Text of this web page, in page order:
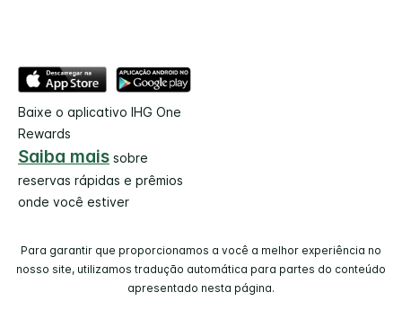
Baixe o aplicativo IHG One
Rewards
Saiba mais sobre
reservas rápidas e prêmios
onde você estiver
Para garantir que proporcionamos a você a melhor experiência no
nosso site, utilizamos tradução automática para partes do conteúdo
apresentado nesta página.